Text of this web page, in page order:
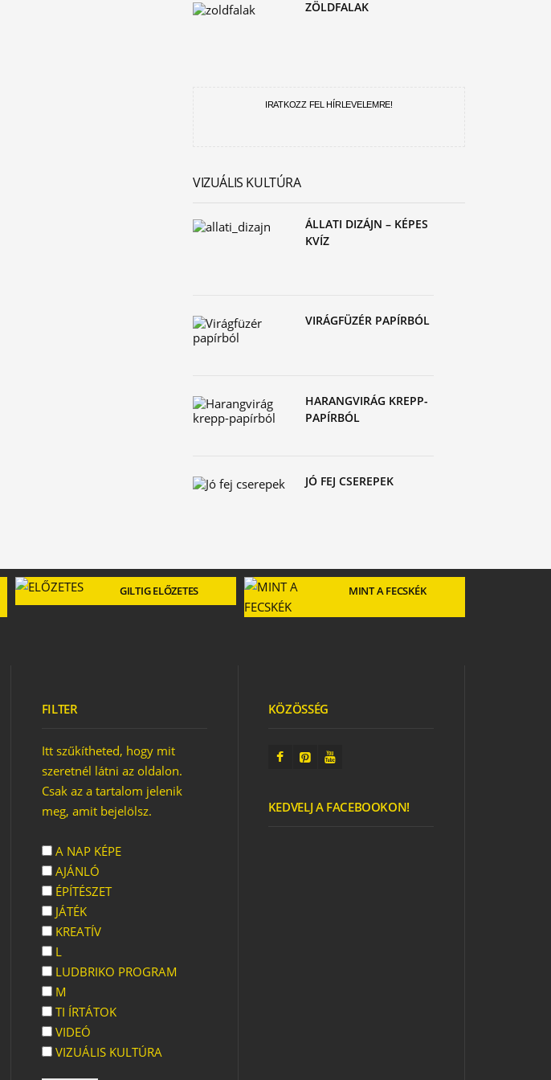
ZÖLDFALAK
IRATKOZZ FEL HÍRLEVELEMRE!
VIZUÁLIS KULTÚRA
ÁLLATI DIZÁJN – KÉPES
KVÍZ
VIRÁGFÜZÉR PAPÍRBÓL
HARANGVIRÁG KREPP-
PAPÍRBÓL
JÓ FEJ CSEREPEK
GILTIG ELŐZETES MINT A FECSKÉK
FILTER
Itt szűkítheted, hogy mit
szeretnél látni az oldalon.
Csak az a tartalom jelenik
meg, amit bejelölsz.
A NAP KÉPE
AJÁNLÓ
ÉPÍTÉSZET
JÁTÉK
KREATÍV
L
LUDBRIKO PROGRAM
M
TI ÍRTÁTOK
VIDEÓ
VIZUÁLIS KULTÚRA
KÖZÖSSÉG
KEDVELJ A FACEBOOKON!